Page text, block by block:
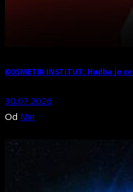
KOSMETIK INSTITUT: Hudba je
30.07.2026
Od Min